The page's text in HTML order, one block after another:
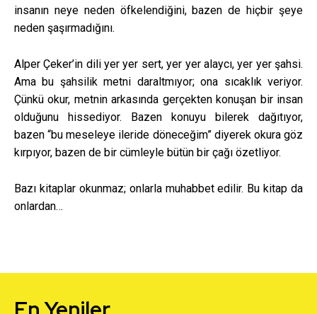
insanın neye neden öfkelendiğini, bazen de hiçbir şeye
neden şaşırmadığını.
Alper Çeker’in dili yer yer sert, yer yer alaycı, yer yer şahsi.
Ama bu şahsilik metni daraltmıyor; ona sıcaklık veriyor.
Çünkü okur, metnin arkasında gerçekten konuşan bir insan
olduğunu hissediyor. Bazen konuyu bilerek dağıtıyor,
bazen “bu meseleye ileride döneceğim” diyerek okura göz
kırpıyor, bazen de bir cümleyle bütün bir çağı özetliyor.
Bazı kitaplar okunmaz; onlarla muhabbet edilir. Bu kitap da
onlardan…